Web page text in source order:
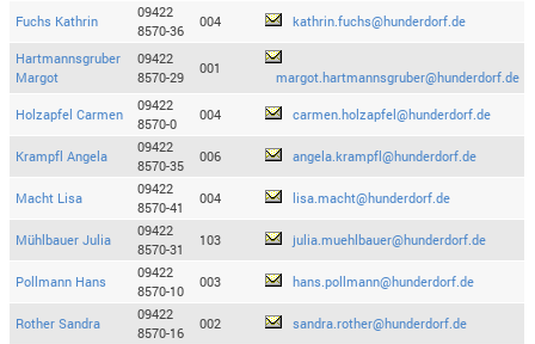
Fuchs Kathrin
09422
8570-36
004 kathrin.fuchs@hunderdorf.de
Hartmannsgruber
Margot
09422
8570-29
001
margot.hartmannsgruber@hunderdorf.de
Holzapfel Carmen
09422
8570-0
004 carmen.holzapfel@hunderdorf.de
Krampfl Angela
09422
8570-35
006 angela.krampfl@hunderdorf.de
Macht Lisa
09422
8570-41
004 lisa.macht@hunderdorf.de
Mühlbauer Julia
09422
8570-31
103 julia.muehlbauer@hunderdorf.de
Pollmann Hans
09422
8570-10
003 hans.pollmann@hunderdorf.de
Rother Sandra
09422
8570-16
002 sandra.rother@hunderdorf.de